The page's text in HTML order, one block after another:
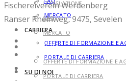
MERCATO
CARRIERA
OFFERTE DI FORMAZIONE E
PORTALE DI CARRIERA
SU DI NOI
LEGISLAZIONE
FAQ
MERCATO
CARRIERA
OFFERTE DI FORMAZIONE E
PORTALE DI CARRIERA
Fischereiverein Werdenberg
Ranser Rheinweg, 9475, Sevelen